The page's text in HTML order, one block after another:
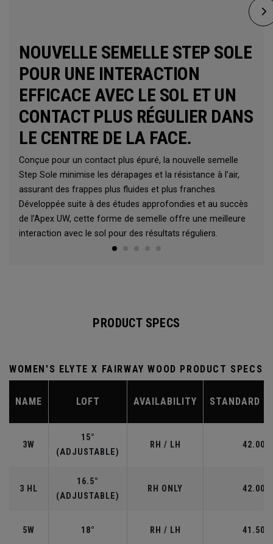
NOUVELLE SEMELLE STEP SOLE
POUR UNE INTERACTION
EFFICACE AVEC LE SOL ET UN
CONTACT PLUS RÉGULIER DANS
LE CENTRE DE LA FACE.
Conçue pour un contact plus épuré, la nouvelle semelle
Step Sole minimise les dérapages et la résistance à l’air,
assurant des frappes plus fluides et plus franches.
Développée suite à des études approfondies et au succès
de l’Apex UW, cette forme de semelle offre une meilleure
interaction avec le sol pour des résultats réguliers.
PRODUCT SPECS
WOMEN'S ELYTE X FAIRWAY WOOD PRODUCT SPECS
NAME LOFT AVAILABILITY STANDARD
3W
15°
(ADJUSTABLE)
RH / LH 42.00"
3 HL
16.5°
(ADJUSTABLE)
RH ONLY 42.00"
5W 18° RH / LH 41.50"